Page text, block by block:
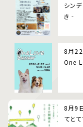
シン
き‐
8月
One
8月9
てとて